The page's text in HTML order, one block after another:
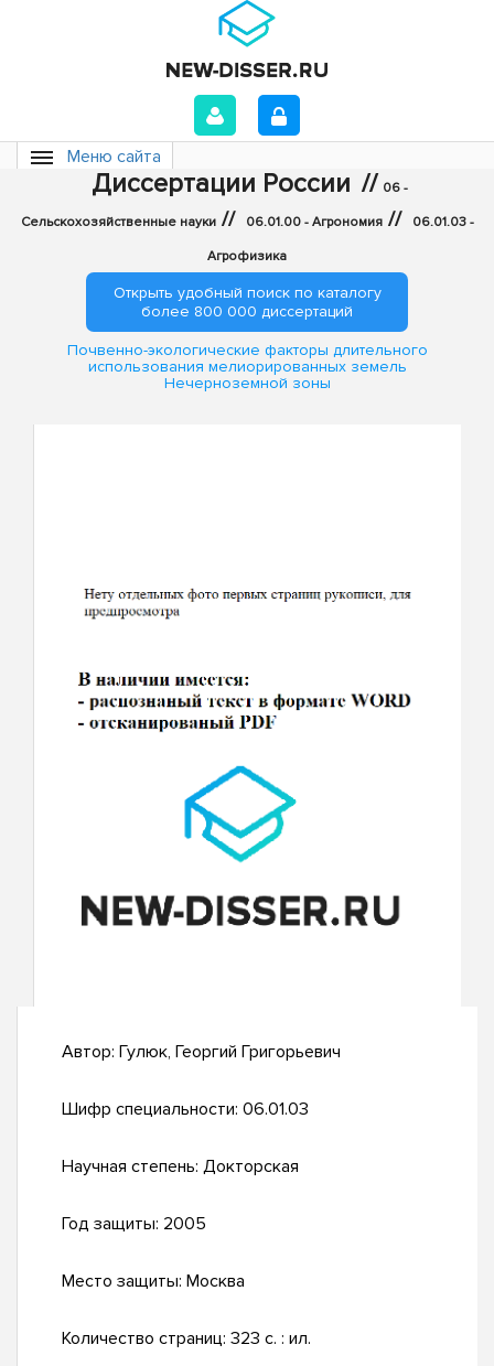
Меню сайта
Диссертации России // 06 -
Сельскохозяйственные науки // 06.01.00 - Агрономия // 06.01.03 -
Агрофизика
Открыть удобный поиск по каталогу
более 800 000 диссертаций
Почвенно-экологические факторы длительного
использования мелиорированных земель
Нечерноземной зоны
Автор: Гулюк, Георгий Григорьевич
Шифр специальности: 06.01.03
Научная степень: Докторская
Год защиты: 2005
Место защиты: Москва
Количество страниц: 323 с. : ил.